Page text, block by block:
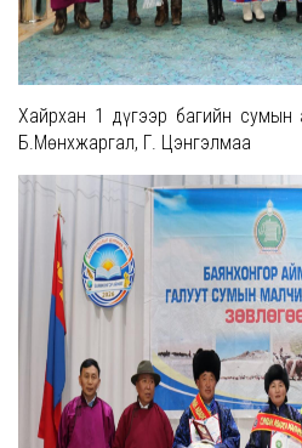
Хайрхан 1 дүгээр багийн сумын
Б.Мөнхжаргал, Г. Цэнгэлмаа